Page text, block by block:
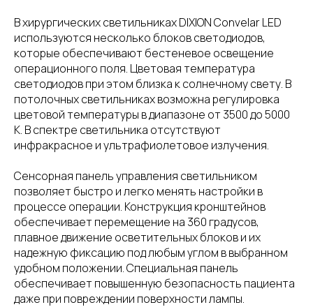
В хирургических светильниках DIXION Convelar LED
используются несколько блоков светодиодов,
которые обеспечивают бестеневое освещение
операционного поля. Цветовая температура
светодиодов при этом близка к солнечному свету. В
потолочных светильниках возможна регулировка
цветовой температуры в диапазоне от 3500 до 5000
К. В спектре светильника отсутствуют
инфракрасное и ультрафиолетовое излучения.
Сенсорная панель управления светильником
позволяет быстро и легко менять настройки в
процессе операции. Конструкция кронштейнов
обеспечивает перемещение на 360 градусов,
плавное движение осветительных блоков и их
надежную фиксацию под любым углом в выбранном
удобном положении. Специальная панель
обеспечивает повышенную безопасность пациента
даже при повреждении поверхности лампы.